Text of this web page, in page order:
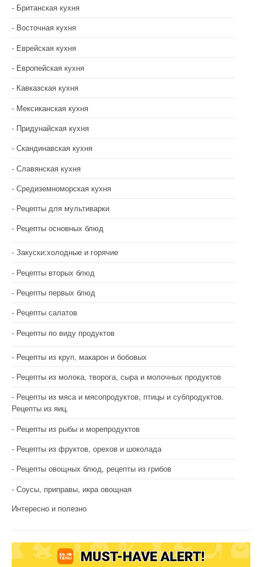
Британская кухня
Восточная кухня
Еврейская кухня
Европейская кухня
Кавказская кухня
Мексиканская кухня
Придунайская кухня
Скандинавская кухня
Славянская кухня
Средиземноморская кухня
Рецепты для мультиварки
Рецепты основных блюд
Закуски:холодные и горячие
Рецепты вторых блюд
Рецепты первых блюд
Рецепты салатов
Рецепты по виду продуктов
Рецепты из круп, макарон и бобовых
Рецепты из молока, творога, сыра и молочных продуктов
Рецепты из мяса и мясопродуктов, птицы и субпродуктов.
Рецепты из яиц.
Рецепты из рыбы и морепродуктов
Рецепты из фруктов, орехов и шоколада
Рецепты овощных блюд, рецепты из грибов
Соусы, приправы, икра овощная
Интересно и полезно